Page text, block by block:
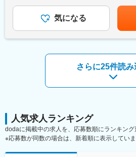
りませんのでご安心ください。
■チームについて：
・男女比：3：7
当施設は中途入社の職員が多いこと
から「もっと一人ひとりに向き合う
して収入を上げたい」と転職してき
ます。もちろん未経験から始めた方
将来はユニットリーダーや施設運営
のステップアップも可能です。
※能力や適性に応じてその他業務に
す。
・クライアント企業の職場に常駐、
※法人営業は、障害福祉のご経験がベ
半年～1年程度、福祉サービスのご
人営業としてご活躍いただくことを
なお、配属はスキル向上やプロジェ
■業務のやりがい：
はたらく事へのハードルが高い方の"
く関わることができ、
人の"人生"が変わる瞬間や人の成長
き、大きなやりがいを感じられます。
合）※賞与、手当の支給対象・支給
なる可能性があります。賃金はあく
考を通じて上下する可能性がありま
めた表記です。
気になる
さらに25件読み
人気求人ランキング
dodaに掲載中の求人を、応募数順にランキング
※応募数が同数の場合は、新着順に表示していま